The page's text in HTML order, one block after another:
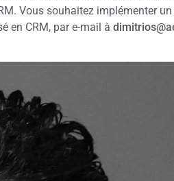
Vous souhaitez implémenter
en CRM, par e-mail à